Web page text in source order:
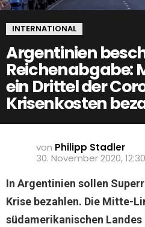
INTERNATIONAL
Argentinien
Reichenabgabe:
ein Drittel der
Krisenkosten
von Philipp Stadler
30. November 2020, 12:30
In Argentinien sollen
Krise bezahlen. Die Mitte-
südamerikanischen